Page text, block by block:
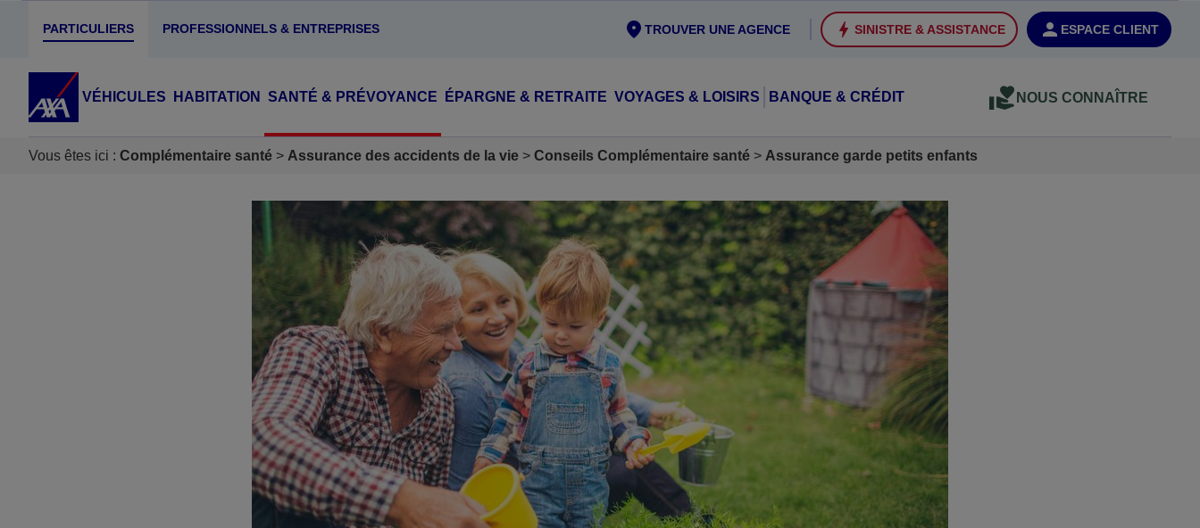
PARTICULIERS PROFESSIONNELS & ENTREPRISES ESPACE CLIENT
SINISTRE & ASSISTANCE
TROUVER UNE AGENCE
VÉHICULES HABITATION SANTÉ & PRÉVOYANCE ÉPARGNE & RETRAITE VOYAGES & LOISIRS BANQUE & CRÉDIT NOUS CONNAÎTRE
Vous êtes ici : Complémentaire santé Assurance des accidents de la vie Conseils Complémentaire santé Assurance garde petits enfants